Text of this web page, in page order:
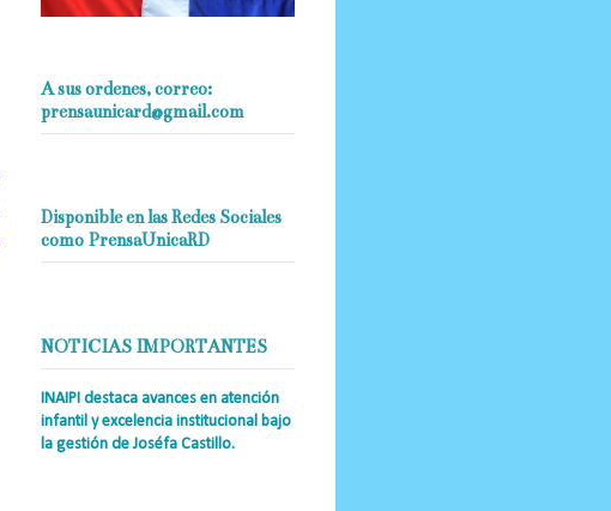
A sus ordenes, correo:
prensaunicard@gmail.com
Disponible en las Redes Sociales
como PrensaUnicaRD
NOTICIAS IMPORTANTES
INAIPI destaca avances en atención
infantil y excelencia institucional bajo
la gestión de Joséfa Castillo.